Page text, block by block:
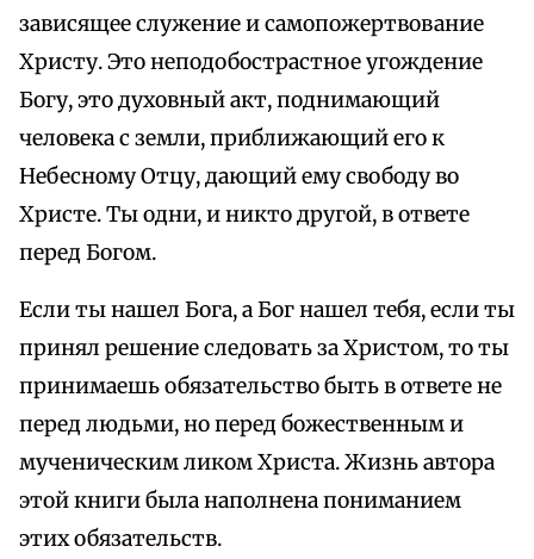
зависящее служение и самопожертвование
Христу. Это неподобострастное угождение
Богу, это духовный акт, поднимающий
человека с земли, приближающий его к
Небесному Отцу, дающий ему свободу во
Христе. Ты одни, и никто другой, в ответе
перед Богом.
Если ты нашел Бога, а Бог нашел тебя, если ты
принял решение следовать за Христом, то ты
принимаешь обязательство быть в ответе не
перед людьми, но перед божественным и
мученическим ликом Христа. Жизнь автора
этой книги была наполнена пониманием
этих обязательств.